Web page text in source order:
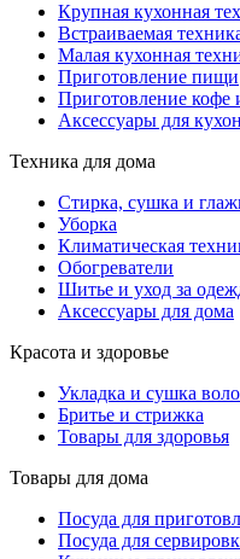
Крупная кухонная
Встраиваемая
Малая кухонная
Приготовление пищи
Приготовление кофе
Аксессуары для
Техника для дома
Стирка, сушка и
Уборка
Климатическая
Обогреватели
Шитье и уход за
Аксессуары для дома
Красота и здоровье
Укладка и сушка
Бритье и стрижка
Товары для здоровья
Товары для дома
Посуда для
Посуда для